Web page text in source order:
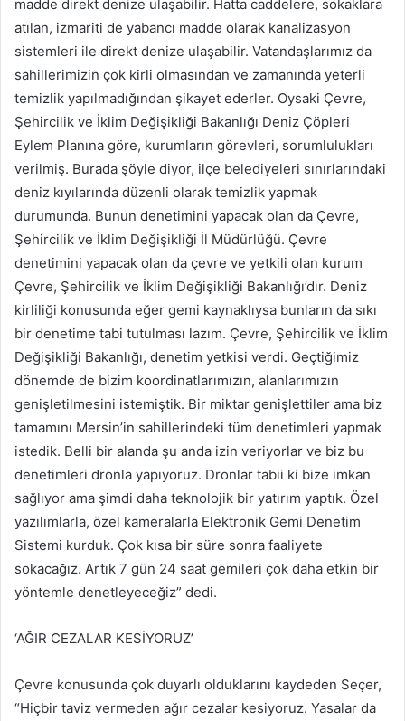
madde direkt denize ulaşabilir. Hatta caddelere, sokaklara
atılan, izmariti de yabancı madde olarak kanalizasyon
sistemleri ile direkt denize ulaşabilir. Vatandaşlarımız da
sahillerimizin çok kirli olmasından ve zamanında yeterli
temizlik yapılmadığından şikayet ederler. Oysaki Çevre,
Şehircilik ve İklim Değişikliği Bakanlığı Deniz Çöpleri
Eylem Planına göre, kurumların görevleri, sorumlulukları
verilmiş. Burada şöyle diyor, ilçe belediyeleri sınırlarındaki
deniz kıyılarında düzenli olarak temizlik yapmak
durumunda. Bunun denetimini yapacak olan da Çevre,
Şehircilik ve İklim Değişikliği İl Müdürlüğü. Çevre
denetimini yapacak olan da çevre ve yetkili olan kurum
Çevre, Şehircilik ve İklim Değişikliği Bakanlığı’dır. Deniz
kirliliği konusunda eğer gemi kaynaklıysa bunların da sıkı
bir denetime tabi tutulması lazım. Çevre, Şehircilik ve İklim
Değişikliği Bakanlığı, denetim yetkisi verdi. Geçtiğimiz
dönemde de bizim koordinatlarımızın, alanlarımızın
genişletilmesini istemiştik. Bir miktar genişlettiler ama biz
tamamını Mersin’in sahillerindeki tüm denetimleri yapmak
istedik. Belli bir alanda şu anda izin veriyorlar ve biz bu
denetimleri dronla yapıyoruz. Dronlar tabii ki bize imkan
sağlıyor ama şimdi daha teknolojik bir yatırım yaptık. Özel
yazılımlarla, özel kameralarla Elektronik Gemi Denetim
Sistemi kurduk. Çok kısa bir süre sonra faaliyete
sokacağız. Artık 7 gün 24 saat gemileri çok daha etkin bir
yöntemle denetleyeceğiz” dedi.
‘AĞIR CEZALAR KESİYORUZ’
Çevre konusunda çok duyarlı olduklarını kaydeden Seçer,
“Hiçbir taviz vermeden ağır cezalar kesiyoruz. Yasalar da